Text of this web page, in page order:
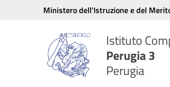
Vai ai contenuti
Vai al menu di navigazione
Ministero dell'Istruzione e del
Istituto
Perugia 3
Perugia